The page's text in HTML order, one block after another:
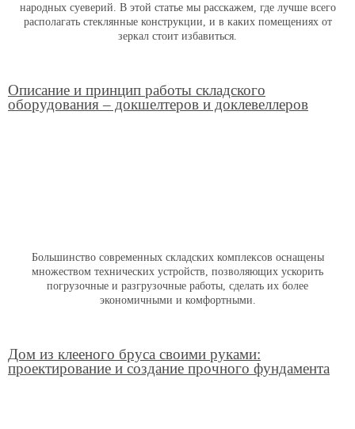
народных суеверий. В этой статье мы расскажем, где лучше всего
располагать стеклянные конструкции, и в каких помещениях от
зеркал стоит избавиться.
Описание и принцип работы складского
оборудования – докшелтеров и доклевеллеров
Большинство современных складских комплексов оснащены
множеством технических устройств, позволяющих ускорить
погрузочные и разгрузочные работы, сделать их более
экономичными и комфортными.
Дом из клееного бруса своими руками:
проектирование и создание прочного фундамента